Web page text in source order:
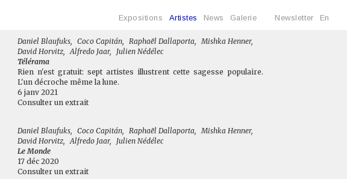
Expositions Artistes News Galerie Newsletter En
Daniel Blaufuks, Coco Capitán, Raphaël Dallaporta, Mishka Henner,
David Horvitz, Alfredo Jaar,
Julien Nédélec
Télérama
Rien n'est gratuit: sept artistes illustrent cette sagesse populaire.
L'un décroche même la lune.
6 janv 2021
Consulter un extrait
Daniel Blaufuks, Coco Capitán, Raphaël Dallaporta, Mishka Henner,
David Horvitz, Alfredo Jaar,
Julien Nédélec
Le Monde
17 déc 2020
Consulter un extrait